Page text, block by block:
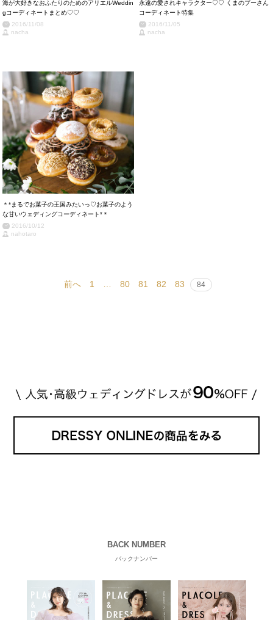
海が大好きなおふたりのためのアリエルWeddin
gコーディネートまとめ♡♡
2016/11/08
nacha
永遠の愛されキャラクター♡♡ くまのプーさん
コーディネート特集
2016/11/05
nacha
＊*まるでお菓子の王国みたいっ♡お菓子のよう
な甘いウェディングコーディネート*＊
2016/10/12
nahotaro
前へ 1 80 81 82 83 84
BACK NUMBER
バックナンバー